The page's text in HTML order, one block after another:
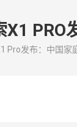
Pro发布：中国家